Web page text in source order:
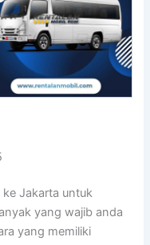
Jakarta untuk
yang wajib anda
yang memiliki